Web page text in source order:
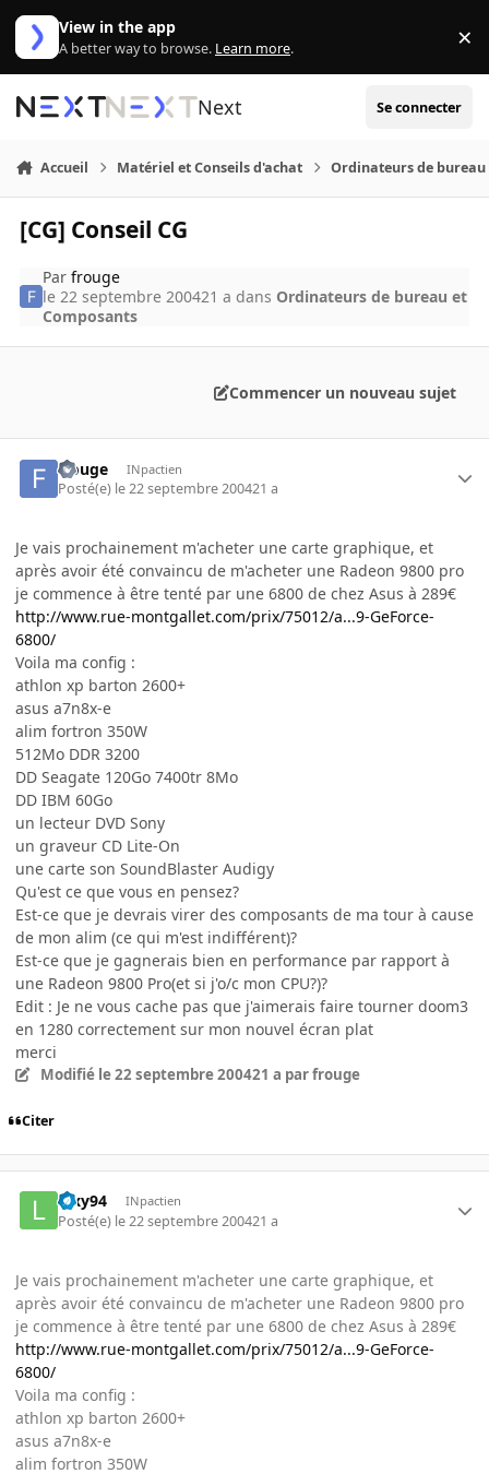
Aller au contenu
View in the app
A better way to browse. Learn more. ×
Next Se connecter
Accueil Matériel et Conseils d'achat Ordinateurs de bureau
[CG] Conseil CG
Parfrouge
le 22 septembre 200421 a dans Ordinateurs de bureau et
Composants
Commencer un nouveau sujet
frouge INpactien
Posté(e) le 22 septembre 200421 a
Je vais prochainement m'acheter une carte graphique, et
après avoir été convaincu de m'acheter une Radeon 9800 pro
je commence à être tenté par une 6800 de chez Asus à 289€
http://www.rue-montgallet.com/prix/75012/a...9-GeForce-
6800/
Voila ma config :
athlon xp barton 2600+
asus a7n8x-e
alim fortron 350W
512Mo DDR 3200
DD Seagate 120Go 7400tr 8Mo
DD IBM 60Go
un lecteur DVD Sony
un graveur CD Lite-On
une carte son SoundBlaster Audigy
Qu'est ce que vous en pensez?
Est-ce que je devrais virer des composants de ma tour à cause
de mon alim (ce qui m'est indifférent)?
Est-ce que je gagnerais bien en performance par rapport à
une Radeon 9800 Pro(et si j'o/c mon CPU?)?
Edit : Je ne vous cache pas que j'aimerais faire tourner doom3
en 1280 correctement sur mon nouvel écran plat
merci
Modifié le 22 septembre 200421 a par frouge
Citer
loxy94 INpactien
Posté(e) le 22 septembre 200421 a
Je vais prochainement m'acheter une carte graphique, et
après avoir été convaincu de m'acheter une Radeon 9800 pro
je commence à être tenté par une 6800 de chez Asus à 289€
http://www.rue-montgallet.com/prix/75012/a...9-GeForce-
6800/
Voila ma config :
athlon xp barton 2600+
asus a7n8x-e
alim fortron 350W